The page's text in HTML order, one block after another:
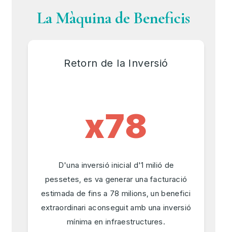
La Màquina de Beneficis
Retorn de la Inversió
x78
D'una inversió inicial d'1 milió de
pessetes, es va generar una facturació
estimada de fins a 78 milions, un benefici
extraordinari aconseguit amb una inversió
mínima en infraestructures.